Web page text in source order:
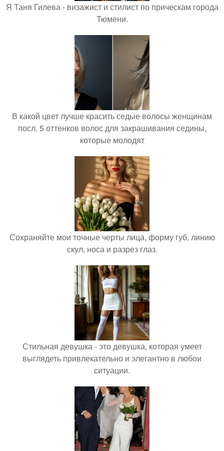
Я Таня Гилева - визажист и стилист по прическам города
Тюмени.
В какой цвет лучше красить седые волосы женщинам
посл. 5 оттенков волос для закрашивания седины,
которые молодят
Сохраняйте мои точные черты лица, форму губ, линию
скул, носа и разрез глаз.
Стильная девушка - это девушка, которая умеет
выглядеть привлекательно и элегантно в любои
ситуации.